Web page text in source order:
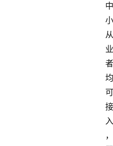
中
小
从
业
者
均
可
接
入
，